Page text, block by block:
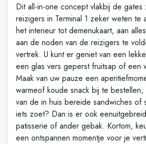
Dit all-in-one concept vlakbij de gates
reizigers in Terminal 1 zeker weten te
het interieur tot demenukaart, aan
aan de noden van de reizigers te
vertrek. U kunt er geniet van een
een glas vers geperst fruitsap of een
Maak van uw pauze een
warmeof koude snack bij te
van de in huis bereide sandwiches of
iets zoet? Dan is er ook
patisserie of ander gebak. Kortom,
een ontspannen momentje voor je